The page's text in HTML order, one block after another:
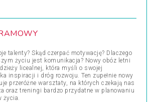
talenty? Skąd czerpać motywację? Dlaczego
życiu jest komunikacja? Nowy obóz letni
licealnej, która myśli o swojej
inspiracji i dróg rozwoju. Ten zupełnie nowy
przeróżne warsztaty, na których czekają nas
oraz treningi bardzo przydatne w planowaniu
życia.